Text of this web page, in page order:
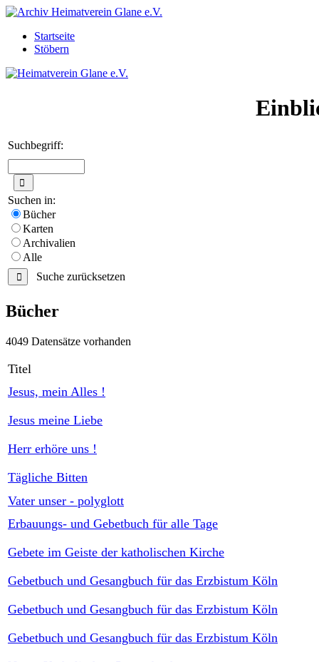
Startseite
Stöbern
Suchbegriff:
Suchen in:
Bücher
Karten
Archivalien
Alle
Suche zurücksetzen
Bücher
4049 Datensätze vorhanden
Titel
Jesus, mein Alles !
Jesus meine Liebe
Herr erhöre uns !
Tägliche Bitten
Vater unser - polyglott
Erbauungs- und Gebetbuch für alle Tage
Gebete im Geiste der katholischen Kirche
Gebetbuch und Gesangbuch für das Erzbistum Köln
Gebetbuch und Gesangbuch für das Erzbistum Köln
Gebetbuch und Gesangbuch für das Erzbistum Köln